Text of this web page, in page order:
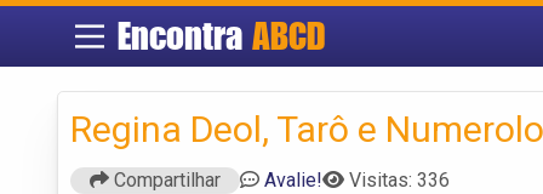
Encontra ABCD
Regina Deol, Tarô e
Compartilhar Avalie! Visitas: 336